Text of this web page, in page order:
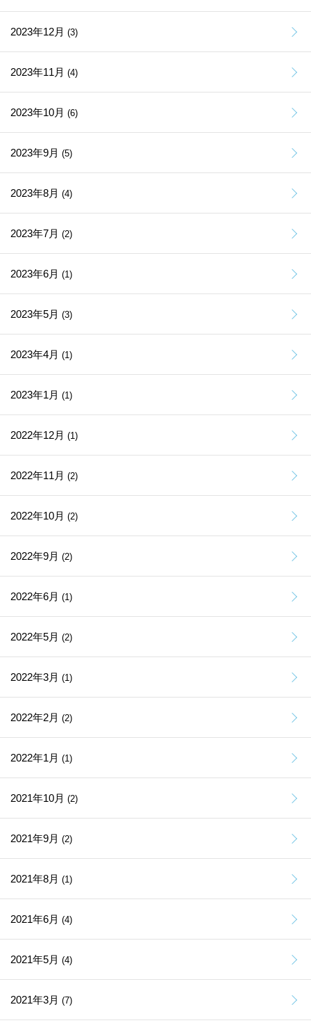
2023年12月 (3)
2023年11月 (4)
2023年10月 (6)
2023年9月 (5)
2023年8月 (4)
2023年7月 (2)
2023年6月 (1)
2023年5月 (3)
2023年4月 (1)
2023年1月 (1)
2022年12月 (1)
2022年11月 (2)
2022年10月 (2)
2022年9月 (2)
2022年6月 (1)
2022年5月 (2)
2022年3月 (1)
2022年2月 (2)
2022年1月 (1)
2021年10月 (2)
2021年9月 (2)
2021年8月 (1)
2021年6月 (4)
2021年5月 (4)
2021年3月 (7)